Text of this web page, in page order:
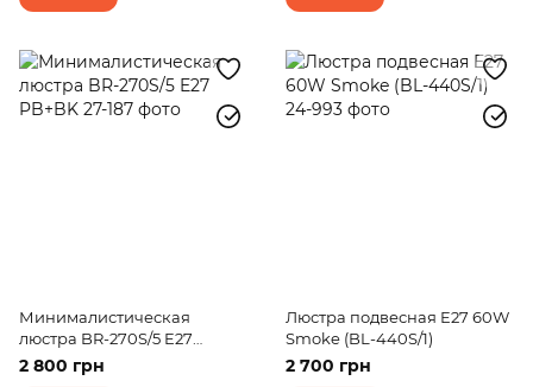
Минималистическая
люстра BR-270S/5 E27
PB+BK
2 800 грн
Люстра подвесная E27 60W
Smoke (BL-440S/1)
2 700 грн